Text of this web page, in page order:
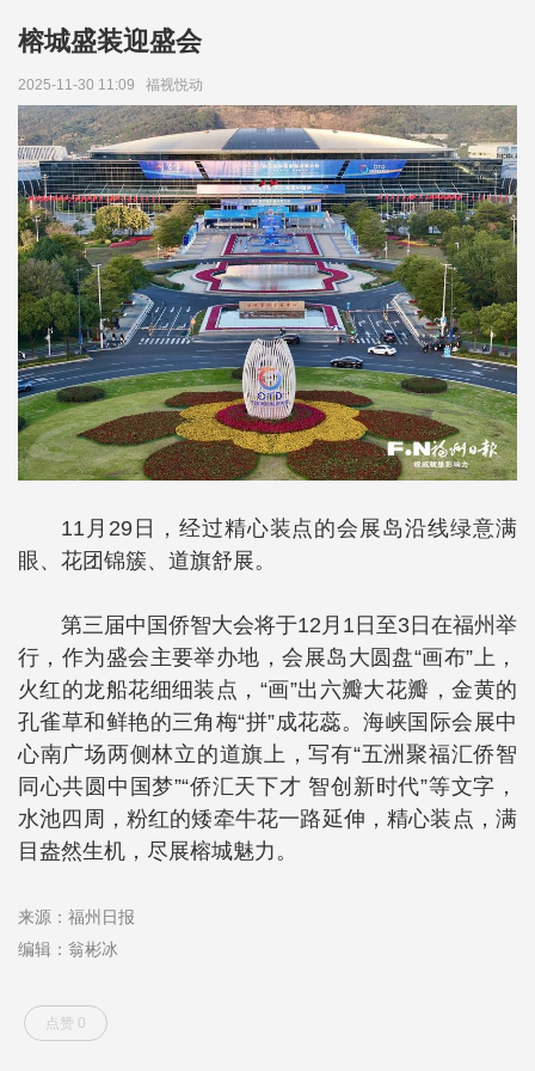
榕城盛装迎盛会
2025-11-30 11:09 福视悦动
11月29日，经过精心装点的会展岛沿线绿意满
眼、花团锦簇、道旗舒展。
第三届中国侨智大会将于12月1日至3日在福州举
行，作为盛会主要举办地，会展岛大圆盘“画布”上，
火红的龙船花细细装点，“画”出六瓣大花瓣，金黄的
孔雀草和鲜艳的三角梅“拼”成花蕊。海峡国际会展中
心南广场两侧林立的道旗上，写有“五洲聚福汇侨智
同心共圆中国梦”“侨汇天下才 智创新时代”等文字，
水池四周，粉红的矮牵牛花一路延伸，精心装点，满
目盎然生机，尽展榕城魅力。
来源：福州日报
编辑：翁彬冰
点赞 0